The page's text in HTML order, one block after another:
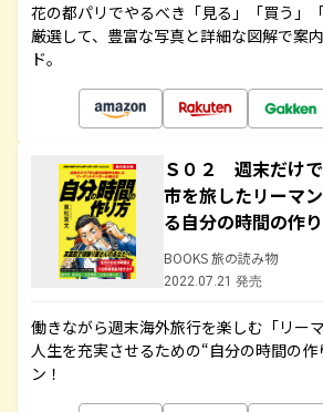
花の都パリでやるべき「見る」「買う」
厳選して、豊富な写真と詳細な図解で案
ド。
Ｓ０２ 週末だけ
市を旅したリーマ
る自分の時間の作
BOOKS 旅の読み物
2022.07.21 発売
働きながら週末海外旅行を楽しむ「リー
人生を充実させるための“自分の時間の
ン！